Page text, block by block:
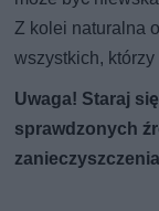
Z kolei naturalna
wszystkich,
Uwaga! Staraj
sprawdzonych